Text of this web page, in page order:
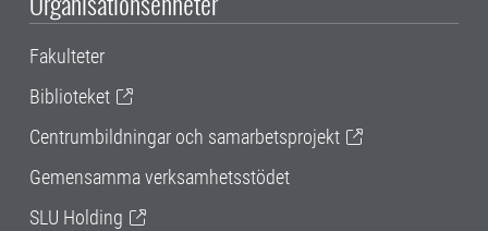
Fakulteter
Biblioteket
Centrumbildningar och samarbetsprojekt
Gemensamma verksamhetsstödet
SLU Holding